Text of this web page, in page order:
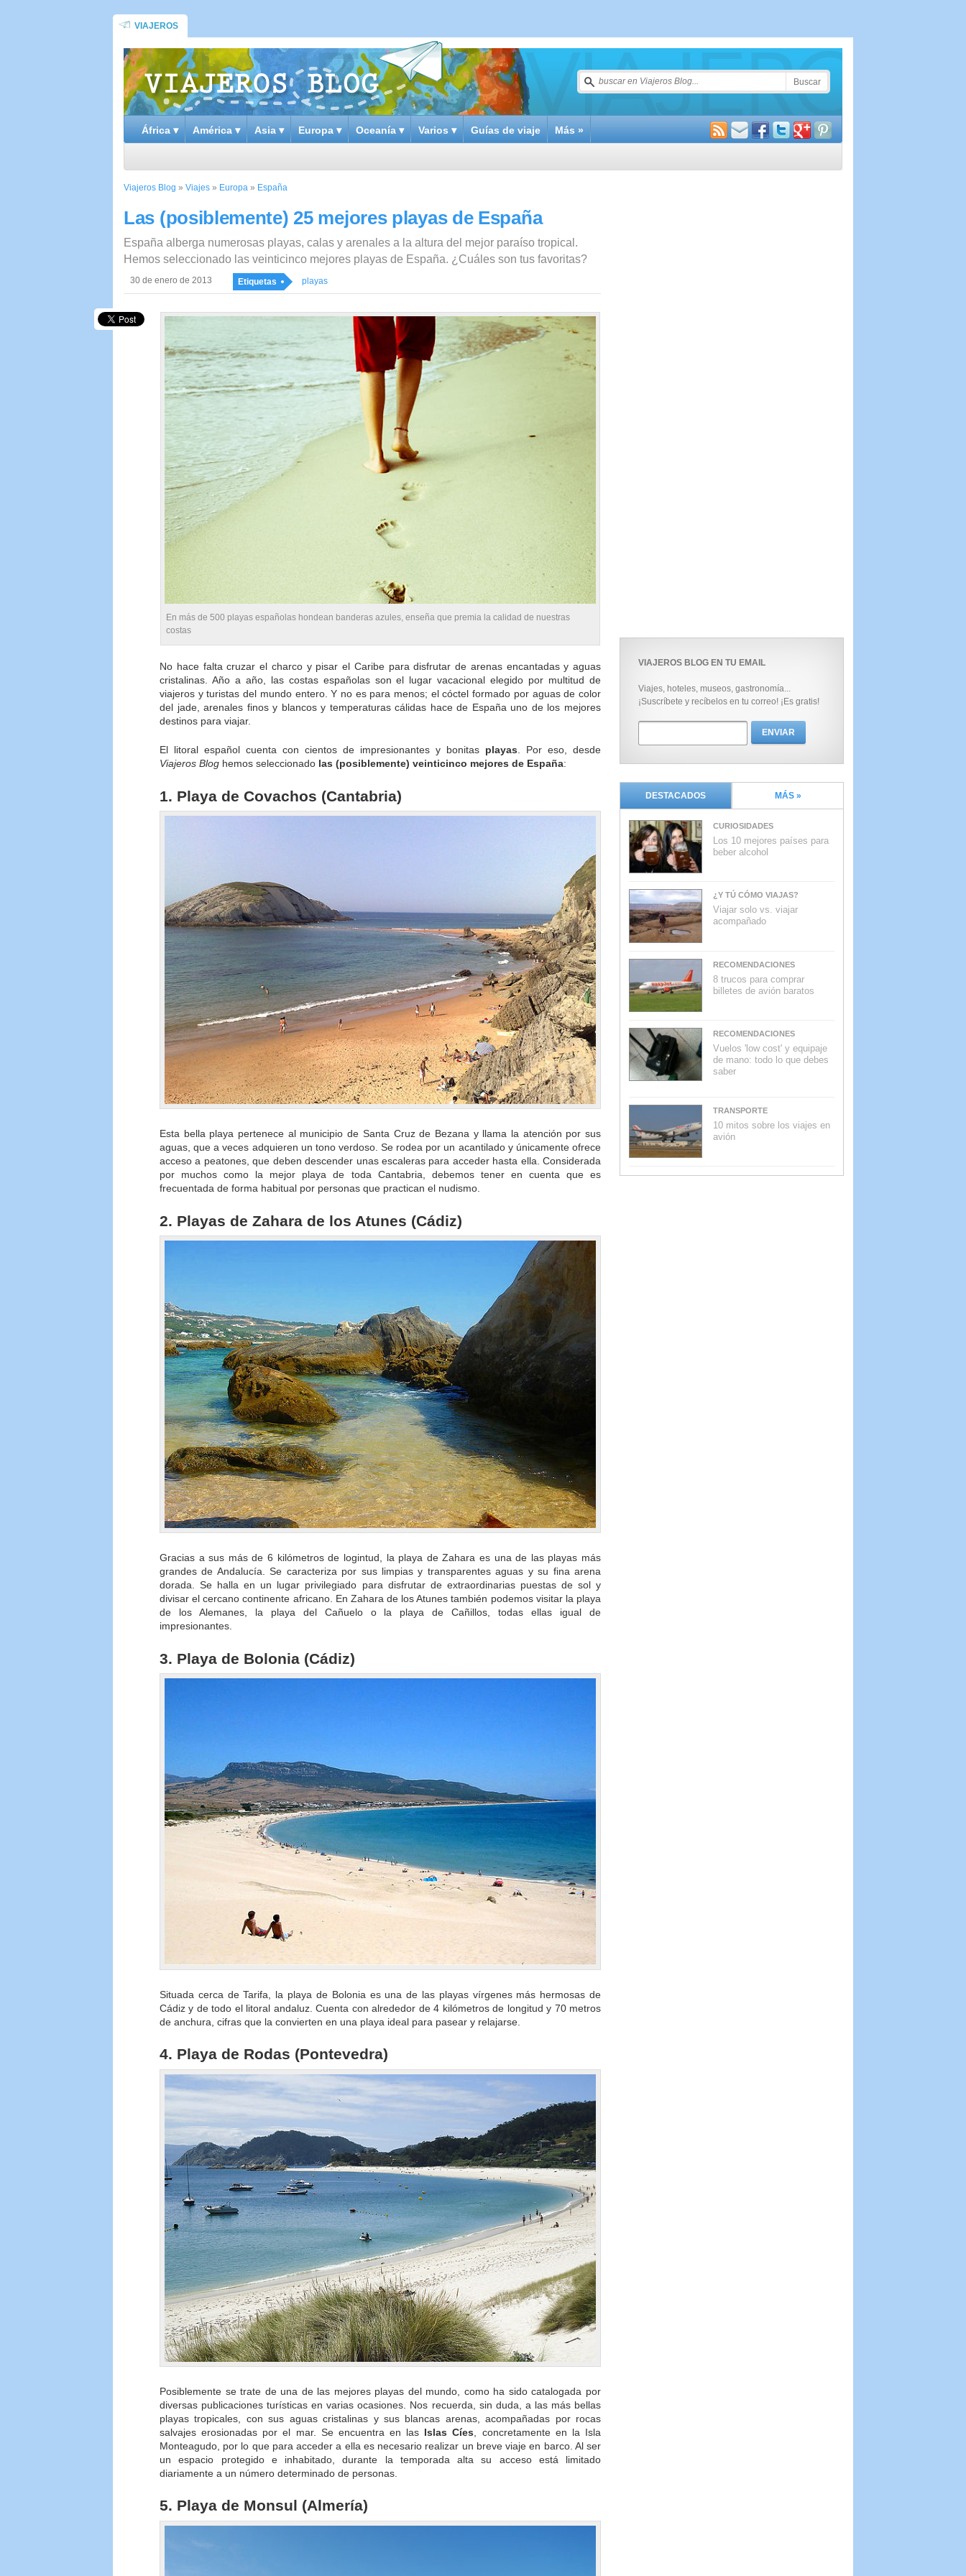
VIAJEROS
África ▾ América ▾ Asia ▾ Europa ▾ Oceanía ▾ Varios ▾ Guías de viaje Más »
Viajeros Blog » Viajes » Europa » España
Las (posiblemente) 25 mejores playas de España
España alberga numerosas playas, calas y arenales a la altura del mejor paraíso tropical.
Hemos seleccionado las veinticinco mejores playas de España. ¿Cuáles son tus favoritas?
30 de enero de 2013 Etiquetas playas
En más de 500 playas españolas hondean banderas azules, enseña que premia la calidad de nuestras
costas
No hace falta cruzar el charco y pisar el Caribe para disfrutar de arenas encantadas y aguas
cristalinas. Año a año, las costas españolas son el lugar vacacional elegido por multitud de
viajeros y turistas del mundo entero. Y no es para menos; el cóctel formado por aguas de color
del jade, arenales finos y blancos y temperaturas cálidas hace de España uno de los mejores
destinos para viajar.
El litoral español cuenta con cientos de impresionantes y bonitas playas. Por eso, desde
Viajeros Blog hemos seleccionado las (posiblemente) veinticinco mejores de España:
1. Playa de Covachos (Cantabria)
Esta bella playa pertenece al municipio de Santa Cruz de Bezana y llama la atención por sus
aguas, que a veces adquieren un tono verdoso. Se rodea por un acantilado y únicamente ofrece
acceso a peatones, que deben descender unas escaleras para acceder hasta ella. Considerada
por muchos como la mejor playa de toda Cantabria, debemos tener en cuenta que es
frecuentada de forma habitual por personas que practican el nudismo.
2. Playas de Zahara de los Atunes (Cádiz)
Gracias a sus más de 6 kilómetros de logintud, la playa de Zahara es una de las playas más
grandes de Andalucía. Se caracteriza por sus limpias y transparentes aguas y su fina arena
dorada. Se halla en un lugar privilegiado para disfrutar de extraordinarias puestas de sol y
divisar el cercano continente africano. En Zahara de los Atunes también podemos visitar la playa
de los Alemanes, la playa del Cañuelo o la playa de Cañillos, todas ellas igual de
impresionantes.
3. Playa de Bolonia (Cádiz)
Situada cerca de Tarifa, la playa de Bolonia es una de las playas vírgenes más hermosas de
Cádiz y de todo el litoral andaluz. Cuenta con alrededor de 4 kilómetros de longitud y 70 metros
de anchura, cifras que la convierten en una playa ideal para pasear y relajarse.
4. Playa de Rodas (Pontevedra)
Posiblemente se trate de una de las mejores playas del mundo, como ha sido catalogada por
diversas publicaciones turísticas en varias ocasiones. Nos recuerda, sin duda, a las más bellas
playas tropicales, con sus aguas cristalinas y sus blancas arenas, acompañadas por rocas
salvajes erosionadas por el mar. Se encuentra en las Islas Cíes , concretamente en la Isla
Monteagudo, por lo que para acceder a ella es necesario realizar un breve viaje en barco. Al ser
un espacio protegido e inhabitado, durante la temporada alta su acceso está limitado
diariamente a un número determinado de personas.
5. Playa de Monsul (Almería)
VIAJEROS BLOG EN TU EMAIL
Viajes, hoteles, museos, gastronomía...
¡Suscríbete y recíbelos en tu correo! ¡Es gratis!
DESTACADOS MÁS »
CURIOSIDADES
Los 10 mejores países para
beber alcohol
¿Y TÚ CÓMO VIAJAS?
Viajar solo vs. viajar
acompañado
RECOMENDACIONES
8 trucos para comprar
billetes de avión baratos
RECOMENDACIONES
Vuelos 'low cost' y equipaje
de mano: todo lo que debes
saber
TRANSPORTE
10 mitos sobre los viajes en
avión